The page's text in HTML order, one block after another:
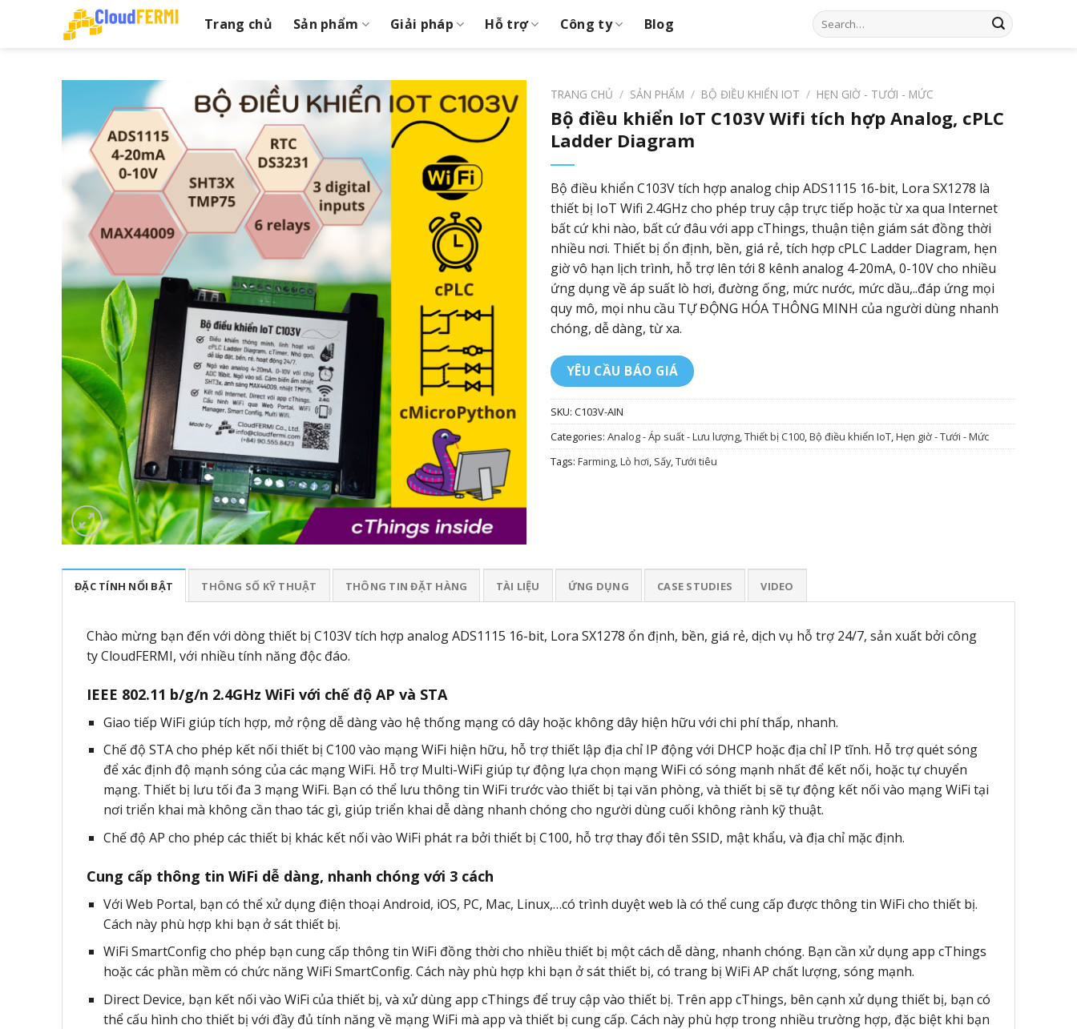
Trang chủ Sản phẩm Giải pháp Hỗ trợ Công ty Blog
Search
for:
TRANG CHỦ / SẢN PHẨM / BỘ ĐIỀU KHIỂN IOT / HẸN GIỜ - TƯỚI - MỨC
Bộ điều khiển IoT C103V Wifi tích hợp Analog, cPLC
Ladder Diagram
Bộ điều khiển C103V tích hợp analog chip ADS1115 16-bit, Lora SX1278 là
thiết bị IoT Wifi 2.4GHz cho phép truy cập trực tiếp hoặc từ xa qua Internet
bất cứ khi nào, bất cứ đâu với app cThings, thuận tiện giám sát đồng thời
nhiều nơi. Thiết bị ổn định, bền, giá rẻ, tích hợp cPLC Ladder Diagram, hẹn
giờ vô hạn lịch trình, hỗ trợ lên tới 8 kênh analog 4-20mA, 0-10V cho nhiều
ứng dụng về áp suất lò hơi, đường ống, mức nước, mức dầu,..đáp ứng mọi
quy mô, mọi nhu cầu TỰ ĐỘNG HÓA THÔNG MINH của người dùng nhanh
chóng, dễ dàng, từ xa.
YÊU CẦU BÁO GIÁ
SKU: C103V-AIN
Categories: Analog - Áp suất - Lưu lượng,Thiết bị C100,Bộ điều khiển IoT,Hẹn giờ - Tưới - Mức
Tags: Farming,Lò hơi, Sấy,Tưới tiêu
ĐẶC TÍNH NỔI BẬT THÔNG SỐ KỸ THUẬT THÔNG TIN ĐẶT HÀNG TÀI LIỆU ỨNG DỤNG CASE STUDIES VIDEO
Chào mừng bạn đến với dòng thiết bị C103V tích hợp analog ADS1115 16-bit, Lora SX1278 ổn định, bền, giá rẻ, dịch vụ hỗ trợ 24/7, sản xuất bởi công
ty CloudFERMI, với nhiều tính năng độc đáo.
IEEE 802.11 b/g/n 2.4GHz WiFi với chế độ AP và STA
Giao tiếp WiFi giúp tích hợp, mở rộng dễ dàng vào hệ thống mạng có dây hoặc không dây hiện hữu với chi phí thấp, nhanh.
Chế độ STA cho phép kết nối thiết bị C100 vào mạng WiFi hiện hữu, hỗ trợ thiết lập địa chỉ IP động với DHCP hoặc địa chỉ IP tĩnh. Hỗ trợ quét sóng
để xác định độ mạnh sóng của các mạng WiFi. Hỗ trợ Multi-WiFi giúp tự động lựa chọn mạng WiFi có sóng mạnh nhất để kết nối, hoặc tự chuyển
mạng. Thiết bị lưu tối đa 3 mạng WiFi. Bạn có thể lưu thông tin WiFi trước vào thiết bị tại văn phòng, và thiết bị sẽ tự động kết nối vào mạng WiFi tại
nơi triển khai mà không cần thao tác gì, giúp triển khai dễ dàng nhanh chóng cho người dùng cuối không rành kỹ thuật.
Chế độ AP cho phép các thiết bị khác kết nối vào WiFi phát ra bởi thiết bị C100, hỗ trợ thay đổi tên SSID, mật khẩu, và địa chỉ mặc định.
Cung cấp thông tin WiFi dễ dàng, nhanh chóng với 3 cách
Với Web Portal, bạn có thể xử dụng điện thoại Android, iOS, PC, Mac, Linux,…có trình duyệt web là có thể cung cấp được thông tin WiFi cho thiết bị.
Cách này phù hợp khi bạn ở sát thiết bị.
WiFi SmartConfig cho phép bạn cung cấp thông tin WiFi đồng thời cho nhiều thiết bị một cách dễ dàng, nhanh chóng. Bạn cần xử dụng app cThings
hoặc các phần mềm có chức năng WiFi SmartConfig. Cách này phù hợp khi bạn ở sát thiết bị, có trang bị WiFi AP chất lượng, sóng mạnh.
Direct Device, bạn kết nối vào WiFi của thiết bị, và xử dùng app cThings để truy cập vào thiết bị. Trên app cThings, bên cạnh xử dụng thiết bị, bạn có
thể cấu hình cho thiết bị với đầy đủ tính năng về mạng WiFi mà app và thiết bị cung cấp. Cách này phù hợp trong nhiều trường hợp, đặc biệt khi bạn